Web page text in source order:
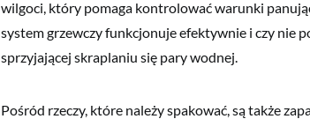
wilgoci, który pomaga kontrolować warunki
system grzewczy funkcjonuje efektywnie i czy nie
sprzyjającej skraplaniu się pary wodnej.
Pośród rzeczy, które należy spakować, są także